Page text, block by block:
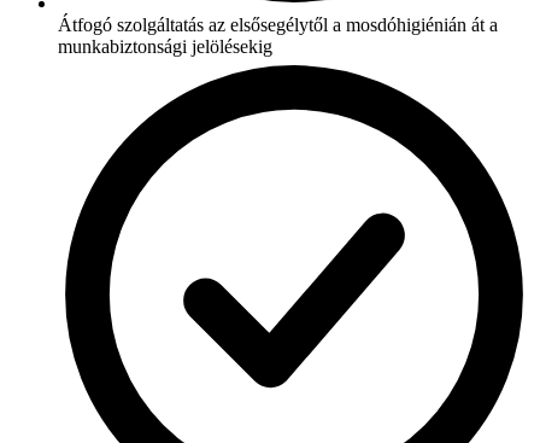
Átfogó szolgáltatás az elsősegélytől a mosdóhigiénián át a
munkabiztonsági jelölésekig